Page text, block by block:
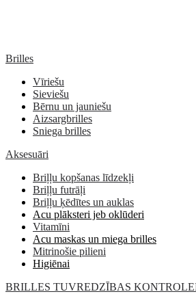
Brilles
Vīriešu
Sieviešu
Bērnu un jauniešu
Aizsargbrilles
Sniega brilles
Aksesuāri
Briļļu kopšanas līdzekļi
Briļļu futrāļi
Briļļu ķēdītes un auklas
Acu plāksteri jeb oklūderi
Vitamīni
Acu maskas un miega brilles
Mitrinošie pilieni
Higiēnai
BRILLES TUVREDZĪBAS KONTROLEI